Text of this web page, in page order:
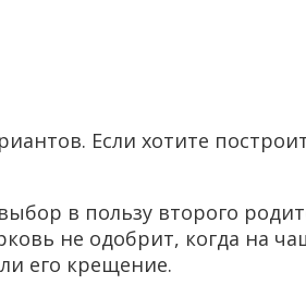
Если хотите
в пользу второго
не одобрит, когда на
его крещение.